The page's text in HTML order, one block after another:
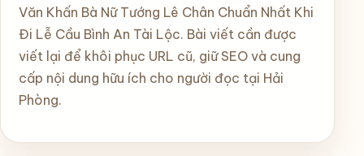
Văn Khấn Bà Nữ Tướng Lê Chân Chuẩn Nhất Khi
Đi Lễ Cầu Bình An Tài Lộc. Bài viết cần được
viết lại để khôi phục URL cũ, giữ SEO và cung
cấp nội dung hữu ích cho người đọc tại Hải
Phòng.